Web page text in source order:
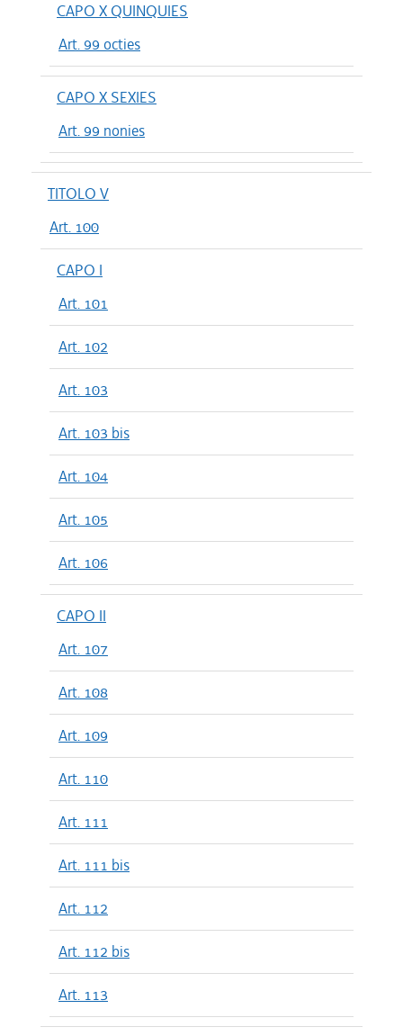
CAPO X QUINQUIES
Art. 99 octies
CAPO X SEXIES
Art. 99 nonies
TITOLO V
Art. 100
CAPO I
Art. 101
Art. 102
Art. 103
Art. 103 bis
Art. 104
Art. 105
Art. 106
CAPO II
Art. 107
Art. 108
Art. 109
Art. 110
Art. 111
Art. 111 bis
Art. 112
Art. 112 bis
Art. 113